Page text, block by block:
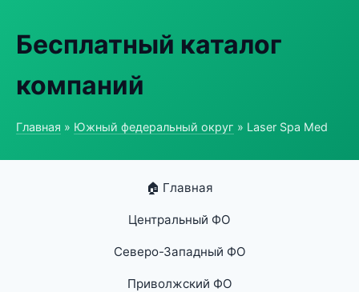
Бесплатный каталог
компаний
Главная » Южный федеральный округ » Laser Spa Med
🏠 Главная
Центральный ФО
Северо-Западный ФО
Приволжский ФО